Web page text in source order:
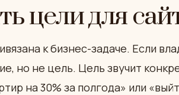
цели для
к бизнес-задаче. Если
но не цель. Цель звучит
на 30% за полгода» или